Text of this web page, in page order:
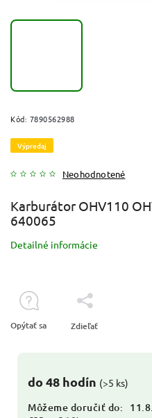
Kód: 7890562988
Výpredaj
Neohodnotené
do 48 hodín (>5 ks)
Môžeme doručiť do:
Karburátor OHV110
640065
Detailné informácie
Opýtať sa Zdieľať